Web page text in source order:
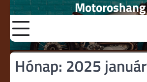
content
Motoroshang
Hónap: 2025 január